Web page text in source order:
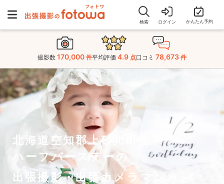
検索 ログイン かんたん予約
撮影数 170,000 件平均評価 4.9 点口コミ 78,673 件
北海道空知郡上砂川町
ハーフバースデーの
出張撮影・出張カメラマン